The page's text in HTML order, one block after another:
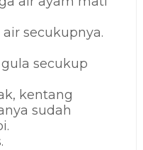
secukupnya.
secukup
kentang
sudah